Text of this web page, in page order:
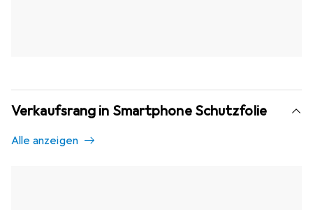
Verkaufsrang in Smartphone Schutzfolie
Alle anzeigen